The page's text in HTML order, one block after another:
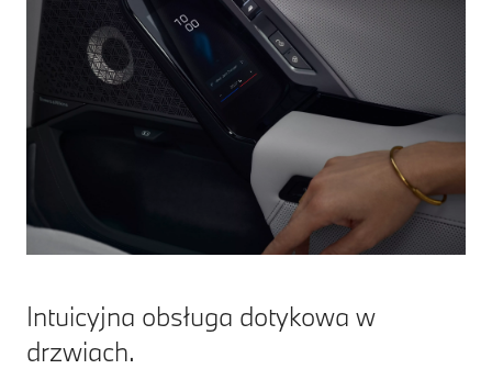
Intuicyjna obsługa dotykowa w
drzwiach.